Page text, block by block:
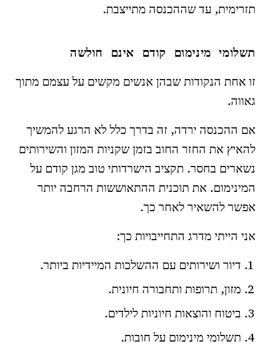
תזרימית, עד שההכנסה מתייצבת.
תשלומי מינימום קודם אינם חולשה
זו אחת הנקודות שבהן אנשים מקשים על עצמם מתוך
גאווה.
אם ההכנסה ירדה, זה בדרך כלל לא הרגע להמשיך
להאיץ את החזר החוב בזמן שקניות המזון והשירותים
נשארים בחסר. תקציב הישרדותי טוב מגן קודם על
המינימום. את תוכנית ההתאוששות הרחבה יותר
אפשר להשאיר לאחר כך.
אני הייתי מדרג התחייבויות כך:
דיור ושירותים עם ההשלכות המיידיות ביותר.
מזון, תרופות ותחבורה חיונית.
ביטוח והוצאות חיוניות לילדים.
תשלומי מינימום על חובות.